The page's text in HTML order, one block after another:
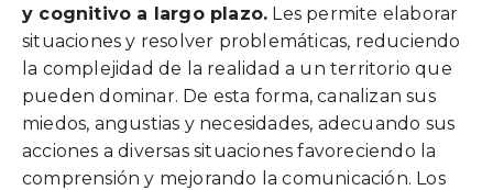
y cognitivo a largo plazo. Les permite elaborar
situaciones y resolver problemáticas, reduciendo
la complejidad de la realidad a un territorio que
pueden dominar. De esta forma, canalizan sus
miedos, angustias y necesidades, adecuando sus
acciones a diversas situaciones favoreciendo la
comprensión y mejorando la comunicación. Los